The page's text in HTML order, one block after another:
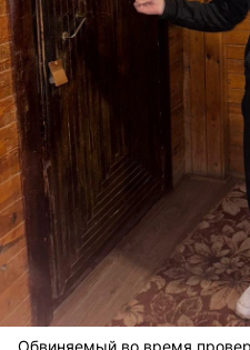
Обвиняемый во время